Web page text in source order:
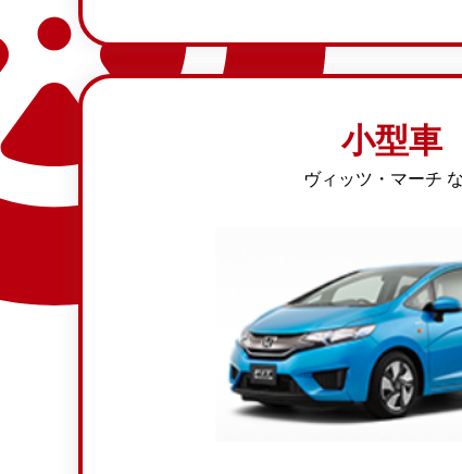
小型車
ヴィッツ・マーチ